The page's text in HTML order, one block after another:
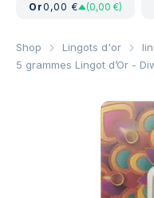
Or0,00 € (0,00 €)
Shop Lingots d'or
5 grammes Lingot d’Or -